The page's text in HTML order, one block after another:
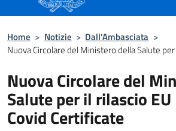
Home > Notizie > Dall’Ambasciata >
Nuova Circolare del Ministero della Salute per
Nuova Circolare del
Salute per il rilascio
Covid Certificate